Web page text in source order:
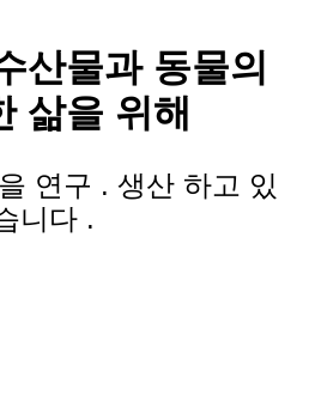
산물과동물의
삶을 위해
연구 . 생산 하고 있
니다 .